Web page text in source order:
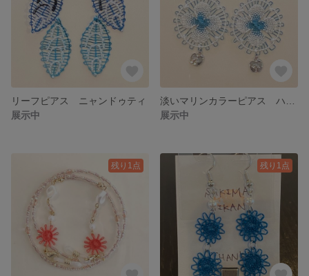
リーフピアス ニャンドゥティ
展示中
展示中
残り1点 残り1点